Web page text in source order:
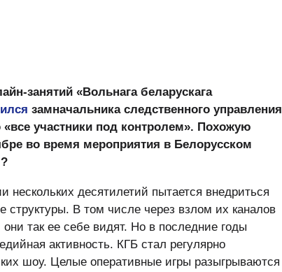
занятий «Вольнага беларускага
замначальника следственного управления
участники под контролем». Похожую
во время мероприятия в Белорусском
десятилетий пытается внедриться
структуры. В том числе через взлом их каналов
так ее себе видят. Но в последние годы
активность. КГБ стал регулярно
шоу. Целые оперативные игры разыгрываются